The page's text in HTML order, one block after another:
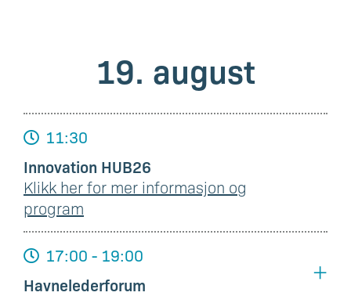
19. august
11:30
Innovation HUB26
Klikk her for mer informasjon og
program
17:00 - 19:00
Havnelederforum
+